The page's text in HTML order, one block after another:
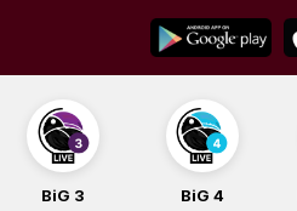
content
BiG 3 BiG 4